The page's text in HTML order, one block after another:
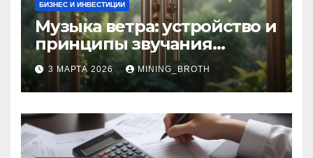
БИЗНЕС И ИНВЕСТИЦИИ
Музыка ветра: устройство и
принципы звучания
колокольчиков
3 МАРТА 2026 MINING_BROTH